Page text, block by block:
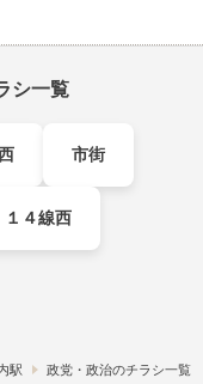
シ一覧
市街
１４線西
駅 政党・政治のチラシ一覧